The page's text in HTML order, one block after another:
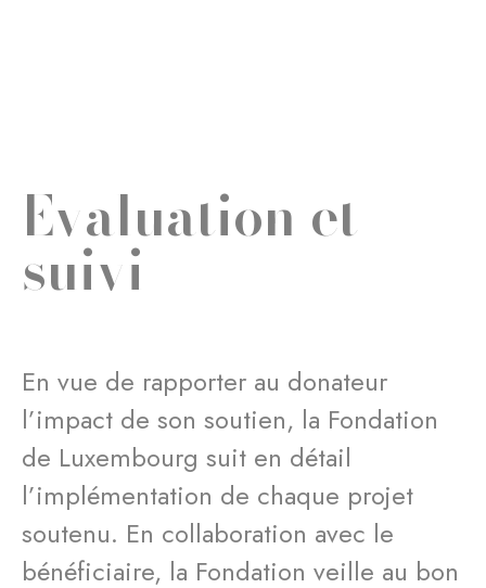
Evaluation et
suivi
En vue de rapporter au donateur
l’impact de son soutien, la Fondation
de Luxembourg suit en détail
l’implémentation de chaque projet
soutenu. En collaboration avec le
bénéficiaire, la Fondation veille au bon